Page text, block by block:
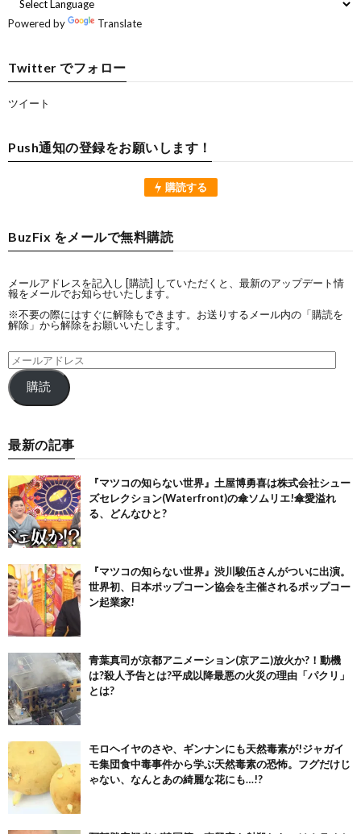
Powered by Translate
Twitter でフォロー
ツイート
Push通知の登録をお願いします！
購読する
BuzFix をメールで無料購読
メールアドレスを記入し [購読] していただくと、最新のアップデート情
報をメールでお知らせいたします。
※不要の際にはすぐに解除もできます。お送りするメール内の「購読を
解除」から解除をお願いいたします。
購読
最新の記事
『マツコの知らない世界』土屋博勇喜は株式会社シュー
ズセレクション(Waterfront)の傘ソムリエ!傘愛溢れ
る、どんなひと?
『マツコの知らない世界』渋川駿伍さんがついに出演。
世界初、日本ポップコーン協会を主催されるポップコー
ン起業家!
青葉真司が京都アニメーション(京アニ)放火か?！動機
は?殺人予告とは?平成以降最悪の火災の理由「パクリ」
とは?
モロヘイヤのさや、ギンナンにも天然毒素が!ジャガイ
モ集団食中毒事件から学ぶ天然毒素の恐怖。フグだけじ
ゃない、なんとあの綺麗な花にも…!?